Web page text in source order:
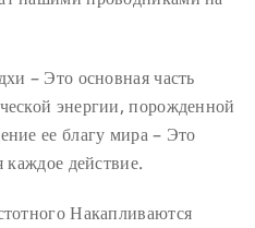
– Это основная часть
энергии, порожденной
ее благу мира – Это
каждое действие.
Накапливаются